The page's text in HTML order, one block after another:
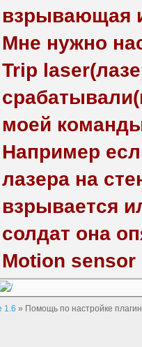
взрывающая
Мне нужно
Trip
моей
Например
лазера на
взрывается
солдат она
Motion sensor
1.6 » Помощь по настройке